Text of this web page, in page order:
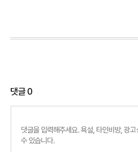
댓글0